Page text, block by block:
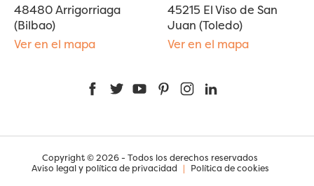
48480 Arrigorriaga
(Bilbao)
Ver en el mapa
45215 El Viso de San
Juan (Toledo)
Ver en el mapa
FacebookTwitterYouTubePinterestInstagram
Copyright © 2026 - Todos los derechos reservados
Aviso legal y política de privacidad | Política de cookies